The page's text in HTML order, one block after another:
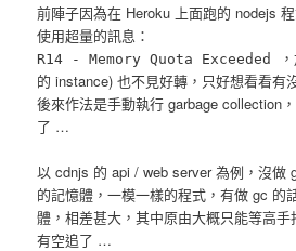
前陣子因為在 Heroku 上面跑的 nodejs
使用超量的訊息：
R14 - Memory Quota Exceeded
的 instance) 也不見好轉，只好想看看有
後來作法是手動執行 garbage collection
了 …
以 cdnjs 的 api / web server 為例，沒做
的記憶體，一模一樣的程式，有做 gc 的
體，相差甚大，其中原由大概只能等高
有空追了 …